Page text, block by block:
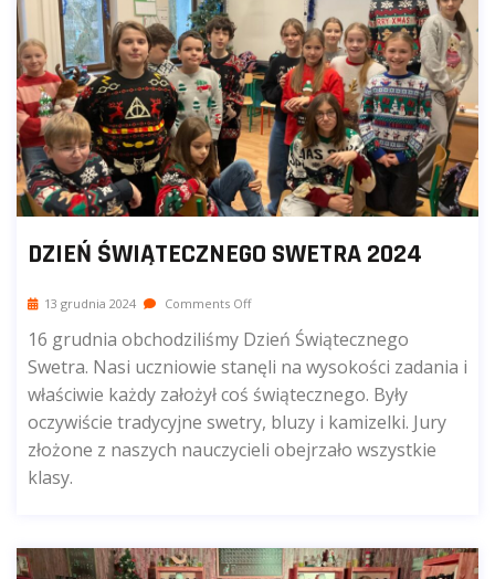
DZIEŃ ŚWIĄTECZNEGO SWETRA 2024
13 grudnia 2024 Comments Off
16 grudnia obchodziliśmy Dzień Świątecznego
Swetra. Nasi uczniowie stanęli na wysokości zadania i
właściwie każdy założył coś świątecznego. Były
oczywiście tradycyjne swetry, bluzy i kamizelki. Jury
złożone z naszych nauczycieli obejrzało wszystkie
klasy.